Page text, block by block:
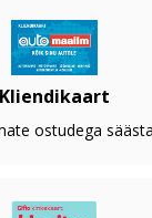
Kliendikaart
ostudega